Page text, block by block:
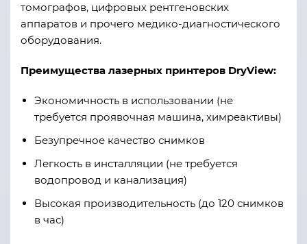
томографов, цифровых рентгеновских
аппаратов и прочего медико-диагностического
оборудования.
Преимущества лазерных принтеров DryView:
Экономичность в использовании (не
требуется проявочная машина, химреактивы)
Безупречное качество снимков
Легкость в инсталляции (не требуется
водопровод и канализация)
Высокая производительность (до 120 снимков
в час)